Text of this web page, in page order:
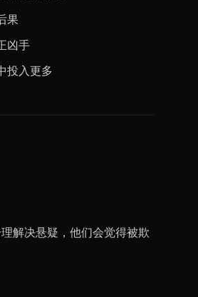
果
凶手
投入更多
解决悬疑，他们会觉得被欺